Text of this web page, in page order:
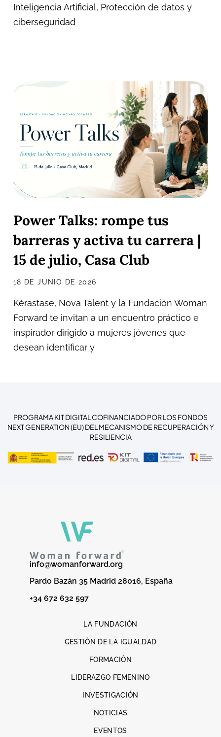
Inteligencia Artificial, Protección de datos y
ciberseguridad
Power Talks: rompe tus
barreras y activa tu carrera |
15 de julio, Casa Club
18 DE JUNIO DE 2026
Kérastase, Nova Talent y la Fundación Woman
Forward te invitan a un encuentro práctico e
inspirador dirigido a mujeres jóvenes que
desean identificar y
PROGRAMA KIT DIGITAL COFINANCIADO POR LOS FONDOS
NEXT GENERATION (EU) DEL MECANISMO DE RECUPERACIÓN Y
RESILIENCIA
info@womanforward.org
Pardo Bazán 35 Madrid 28016, España
+34 672 632 597
LA FUNDACIÓN
GESTIÓN DE LA IGUALDAD
FORMACIÓN
LIDERAZGO FEMENINO
INVESTIGACIÓN
NOTICIAS
EVENTOS